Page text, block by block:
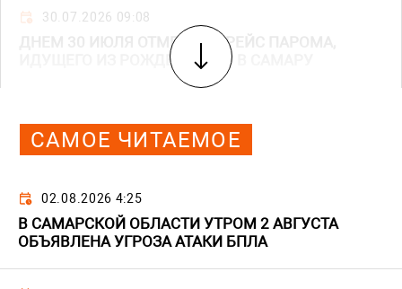
30.07.2026 09:08
ДНЕМ 30 ИЮЛЯ ОТМЕНИЛИ РЕЙС ПАРОМА,
ИДУЩЕГО ИЗ РОЖДЕСТВЕНО В САМАРУ
САМОЕ ЧИТАЕМОЕ
02.08.2026 4:25
В САМАРСКОЙ ОБЛАСТИ УТРОМ 2 АВГУСТА
ОБЪЯВЛЕНА УГРОЗА АТАКИ БПЛА